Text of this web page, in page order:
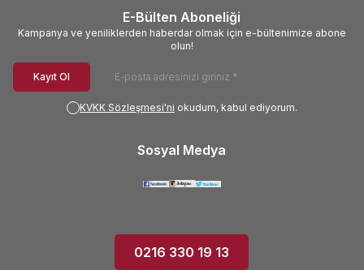
E-Bülten Aboneliği
Kampanya ve yeniliklerden haberdar olmak için e-bültenimize abone
olun!
Kayıt Ol
KVKK Sözleşmesi'ni okudum, kabul ediyorum.
Sosyal Medya
0216 330 19 13